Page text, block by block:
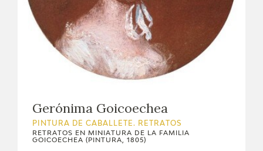
Gerónima Goicoechea
PINTURA DE CABALLETE. RETRATOS
RETRATOS EN MINIATURA DE LA FAMILIA
GOICOECHEA (PINTURA, 1805)